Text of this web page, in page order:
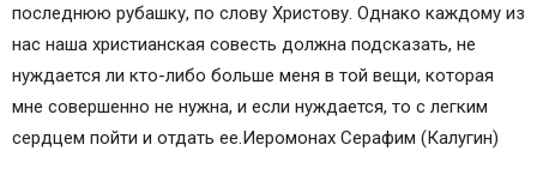
последнюю рубашку, по слову Христову. Однако каждому из
нас наша христианская совесть должна подсказать, не
нуждается ли кто-либо больше меня в той вещи, которая
мне совершенно не нужна, и если нуждается, то с легким
сердцем пойти и отдать ее.Иеромонах Серафим (Калугин)